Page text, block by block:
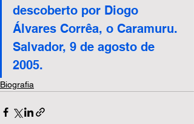
descoberto por Diogo
Álvares Corrêa, o Caramuru.
Salvador, 9 de agosto de
2005.
Biografia